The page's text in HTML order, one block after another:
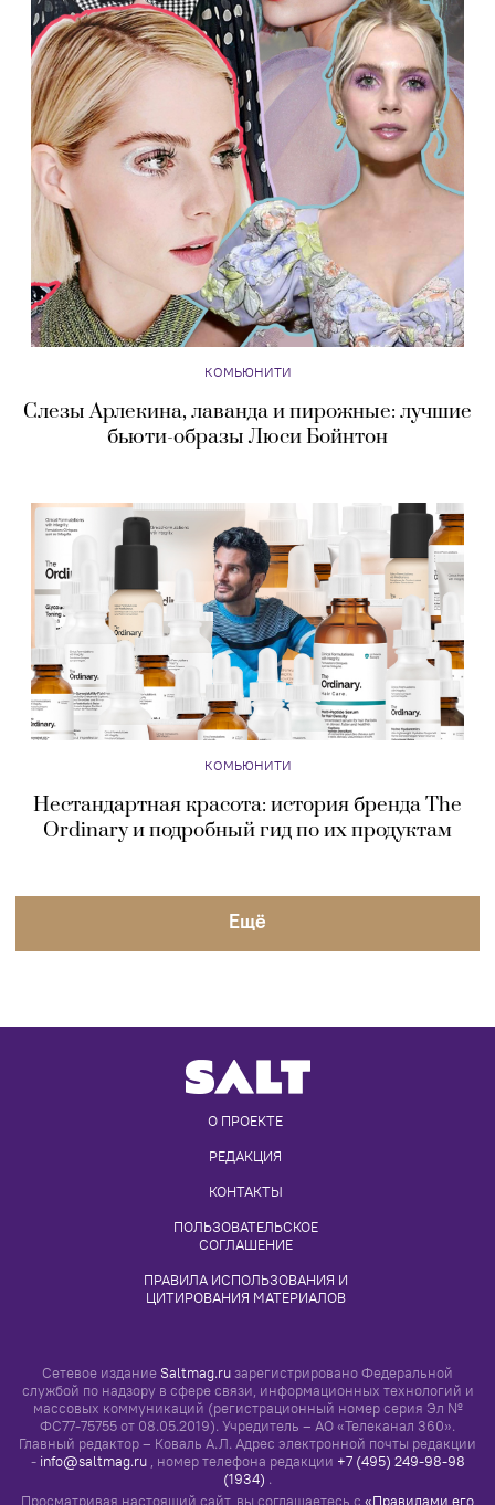
КОМЬЮНИТИ
Слезы Арлекина, лаванда и пирожные: лучшие
бьюти-образы Люси Бойнтон
КОМЬЮНИТИ
Нестандартная красота: история бренда The
Ordinary и подробный гид по их продуктам
Eщё
О ПРОЕКТЕ
РЕДАКЦИЯ
КОНТАКТЫ
ПОЛЬЗОВАТЕЛЬСКОЕ
СОГЛАШЕНИЕ
ПРАВИЛА ИСПОЛЬЗОВАНИЯ И
ЦИТИРОВАНИЯ МАТЕРИАЛОВ
Сетевое издание Saltmag.ru зарегистрировано Федеральной
службой по надзору в сфере связи, информационных технологий и
массовых коммуникаций (регистрационный номер серия Эл №
ФС77-75755 от 08.05.2019). Учредитель – АО «Телеканал 360».
Главный редактор – Коваль А.Л. Адрес электронной почты редакции
- info@saltmag.ru, номер телефона редакции +7 (495) 249-98-98
(1934) .
Просматривая настоящий сайт, вы соглашаетесь с «Правилами его